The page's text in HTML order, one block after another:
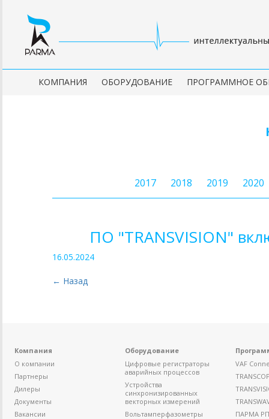
КОМПАНИЯ ОБОРУДОВАНИЕ ПРОГРАММНОЕ
2017 2018 2019 2020
ПО "TRANSVISION"
16.05.2024
← Назад
Компания
О компании
Партнеры
Дилеры
Документы
Вакансии
Оборудование
Цифровые регистраторы
аварийных процессов
Устройства
синхронизированных
векторных измерений
Вольтамперфазометры
VAF
ПАРМА